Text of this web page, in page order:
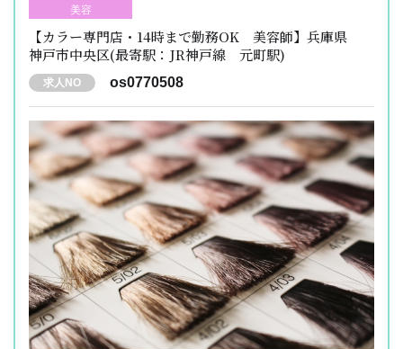
美容
【カラー専門店・14時まで勤務OK 美容師】兵庫県
神戸市中央区(最寄駅：JR神戸線 元町駅)
求人NO os0770508